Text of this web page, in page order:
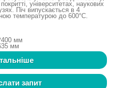
університетах, наукових
Піч випускається в 4
температурою до 600°C.
мм
мм
запит